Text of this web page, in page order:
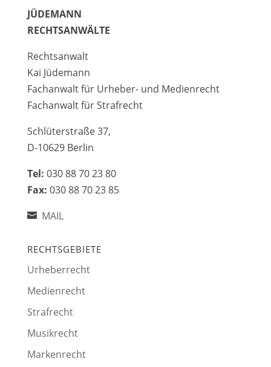
JÜDEMANN
RECHTSANWÄLTE
Rechtsanwalt
Kai Jüdemann
Fachanwalt für Urheber- und Medienrecht
Fachanwalt für Strafrecht
Schlüterstraße 37,
D-10629 Berlin
Tel: 030 88 70 23 80
Fax: 030 88 70 23 85
MAIL
RECHTSGEBIETE
Urheberrecht
Medienrecht
Strafrecht
Musikrecht
Markenrecht